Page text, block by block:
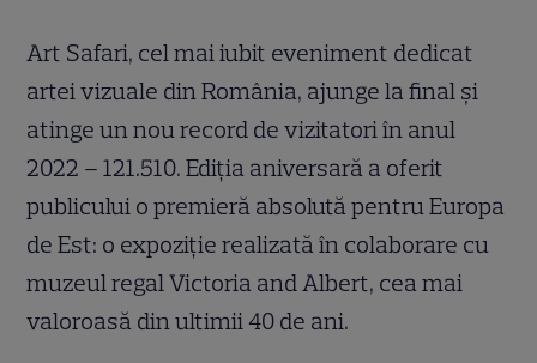
Art Safari, cel mai iubit eveniment dedicat
artei vizuale din România, ajunge la final și
atinge un nou record de vizitatori în anul
2022 – 121.510. Ediția aniversară a oferit
publicului o premieră absolută pentru Europa
de Est: o expoziție realizată în colaborare cu
muzeul regal Victoria and Albert, cea mai
valoroasă din ultimii 40 de ani.